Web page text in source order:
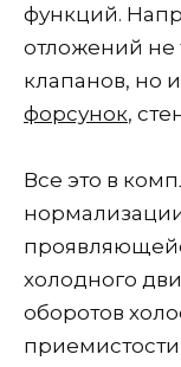
функций.
отложений не
клапанов, но
форсунок,
Все это в
холодного
оборотов